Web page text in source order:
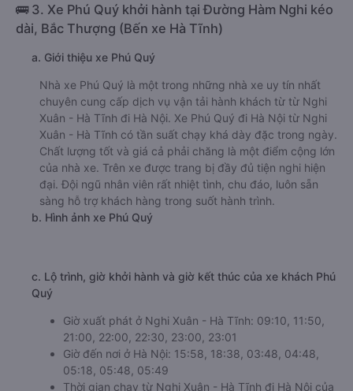
🚌 3. Xe Phú Quý khởi hành tại Đường Hàm Nghi kéo
dài, Bắc Thượng (Bến xe Hà Tĩnh)
a. Giới thiệu xe Phú Quý
Nhà xe Phú Quý là một trong những nhà xe uy tín nhất
chuyên cung cấp dịch vụ vận tải hành khách từ từ Nghi
Xuân - Hà Tĩnh đi Hà Nội. Xe Phú Quý đi Hà Nội từ Nghi
Xuân - Hà Tĩnh có tần suất chạy khá dày đặc trong ngày.
Chất lượng tốt và giá cả phải chăng là một điểm cộng lớn
của nhà xe. Trên xe được trang bị đầy đủ tiện nghi hiện
đại. Đội ngũ nhân viên rất nhiệt tình, chu đáo, luôn sẵn
sàng hỗ trợ khách hàng trong suốt hành trình.
b. Hình ảnh xe Phú Quý